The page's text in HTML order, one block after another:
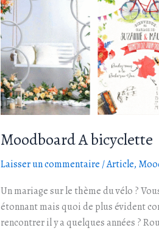
Moodboard A bicyclette
Laisser un commentaire/Article,
Un mariage sur le thème du vélo ?
étonnant mais quoi de plus évident
rencontrer il y a quelques années ?